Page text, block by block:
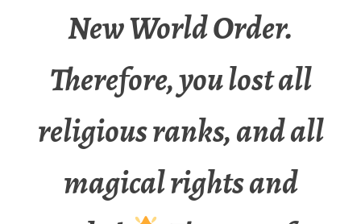
New World Order.
Therefore, you lost all
religious ranks, and all
magical rights and